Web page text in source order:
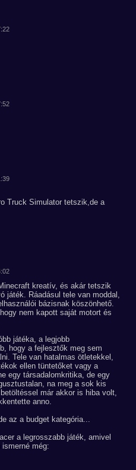
Truck Simulator tetszik,de a
kreatív, és akár tetszik
játék. Ráadásul tele van moddal,
bázisnak köszönhető.
nem kapott saját motort és
játéka, a legjobb
hogy a fejlesztők meg sem
Tele van hatalmas ötletekkel,
ellen tüntetőket vagy a
egy társadalomkritika, de egy
na meg a sok kis
már akkor is hiba volt,
anno.
az a budget kategória...
a legrosszabb játék, amivel
még: